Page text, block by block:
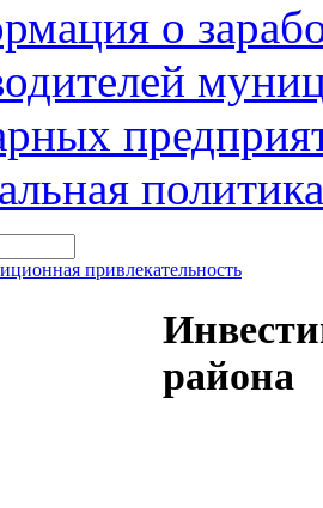
о
политика
привлекательность
района